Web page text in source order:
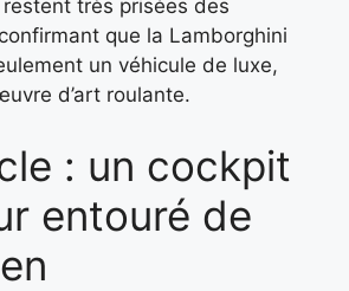
très prisées des
que la Lamborghini
un véhicule de luxe,
d’art roulante.
: un cockpit
entouré de